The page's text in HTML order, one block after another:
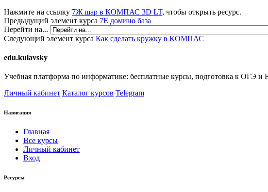
Нажмите на ссылку 7Ж шар в КОМПАС 3D LT, чтобы открыть ресурс.
Предыдущий элемент курса 7Е домино база
Перейти на...
Следующий элемент курса Как сделать кружку в КОМПАС
edu.kulavsky
Учебная платформа по информатике: бесплатные курсы, подготовка к ОГЭ и
Личный кабинет Каталог курсов Telegram
Навигация
Главная
Все курсы
Личный кабинет
Вход
Ресурсы